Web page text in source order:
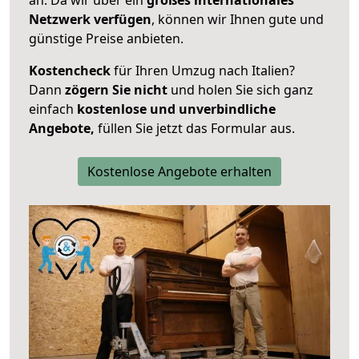
Netzwerk verfügen, können wir Ihnen gute und
günstige Preise anbieten.
Kostencheckfür Ihren Umzug nach Italien?
Dann zögern Sie nicht und holen Sie sich ganz
einfach kostenlose und unverbindliche
Angebote, füllen Sie jetzt das Formular aus.
Kostenlose Angebote erhalten